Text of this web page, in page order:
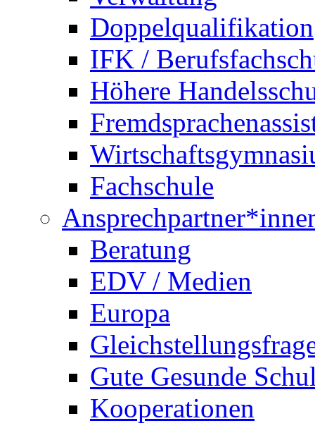
Doppelqualifikation
IFK /
Höhere
Fachschule
Beratung
EDV / Medien
Europa
Gute Gesunde
Kooperationen